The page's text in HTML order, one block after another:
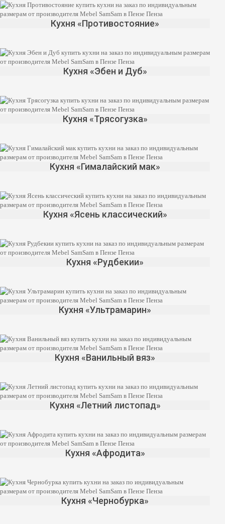
Кухня «Противостояние»
Кухня «Эбен и Дуб»
Кухня «Трясогузка»
Кухня «Гималайский мак»
Кухня «Ясень классический»
Кухня «Рудбекии»
Кухня «Ультрамарин»
Кухня «Ванильный вяз»
Кухня «Летний листопад»
Кухня «Афродита»
Кухня «Чернобурка»